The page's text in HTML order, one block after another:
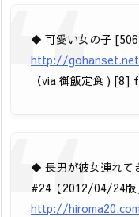
◆ 可愛い女の子
http://
（via 御飯定食 ) [8]
◆ 長男が彼女連れて
#24【2012/04/24版
http://